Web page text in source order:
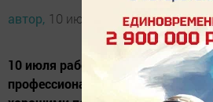
автор, 10 июля 2016 - 05:00
10 июля работники почты
профессиональный праздник. -